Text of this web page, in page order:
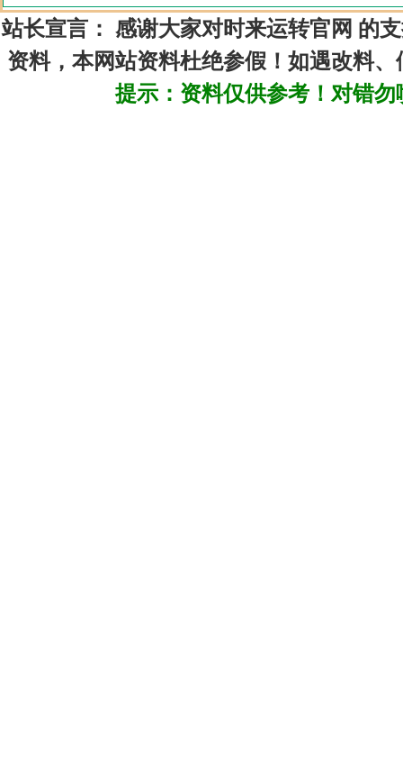
站长宣言： 感谢大家对时来运转官网 的
资料，本网站资料杜绝参假！如遇改料
提示：资料仅供参考！对错